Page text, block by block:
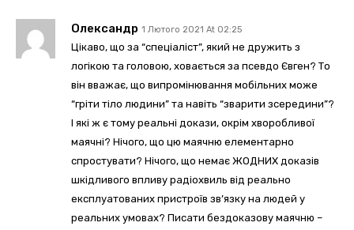
Олександр 1 Лютого 2021 At 02:25
Цікаво, що за “спеціаліст”, який не дружить з
логікою та головою, ховається за псевдо Євген? То
він вважає, що випромінювання мобільних може
“гріти тіло людини” та навіть “зварити зсередини”?
І які ж є тому реальні докази, окрім хворобливої
маячні? Нічого, що цю маячню елементарно
спростувати? Нічого, що немає ЖОДНИХ доказів
шкідливого впливу радіохвиль від реально
експлуатованих пристроїв зв’язку на людей у
реальних умовах? Писати бездоказову маячню –